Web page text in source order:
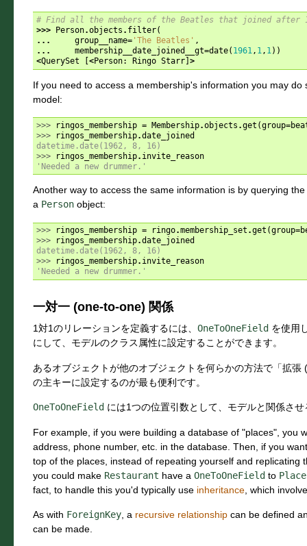
# Find all the members of the Beatles that joined after
>>>
Person.objects . filter(
...
group__name='The Beatles' ,
...
membership__date_joined__gt=date( 1961, 1, 1))
<QuerySet <Person: Ringo Starr] >
If you need to access a membership's information you may
model:
>>> ringos_membership = Membership.objects .get (group=
>>>
ringos_membership.date_joined
datetime.date(1962, 8, 16)
>>>
ringos_membership. invite_reason
'Needed a new drummer.'
Another way to access the same information is by querying the
a Person object:
>>> ringos_membership = ringo.membership_set .get (group=
>>>
ringos_membership.date_joined
datetime.date(1962, 8, 16)
>>>
ringos_membership. invite_reason
'Needed a new drummer.'
一対一 (one-to-one) 関係
1対1のリレーションを定義するには、 OneToOneField を使用
にして、モデルのクラス属性に設定することができます。
あるオブジェクトが他のオブジェクトを何らかの方法で「拡
の主キーに設定するのが最も便利です。
OneToOneField には1つの位置引数として、モデルと関係さ
For example, if you were building a database of "places", you
address, phone number, etc. in the database. Then, if you
top of the places, instead of repeating yourself and replicating
you could make Restaurant have a OneToOneField to Place
fact, to handle this you'd typically use inheritance , which
As with ForeignKey , a recursive relationship can be defined
can be made.